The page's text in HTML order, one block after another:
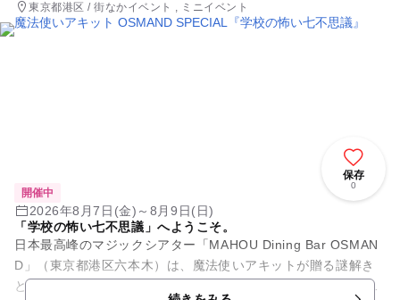
東京都港区 / 街なかイベント , ミニイベント
保存
0
開催中
2026年8月7日(金)～8月9日(日)
「学校の怖い七不思議」へようこそ。
日本最高峰のマジックシアター「MAHOU Dining Bar OSMAN
D」（東京都港区六本木）は、魔法使いアキットが贈る謎解き
とマジックの体験型イベント「魔法使いアキット OSMAND S